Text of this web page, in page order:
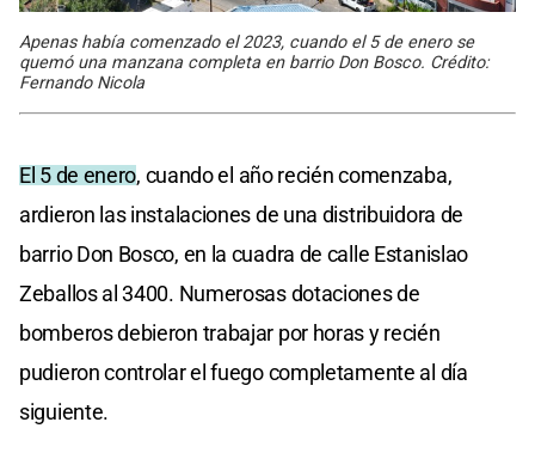
Apenas había comenzado el 2023, cuando el 5 de enero se
quemó una manzana completa en barrio Don Bosco. Crédito:
Fernando Nicola
El 5 de enero, cuando el año recién comenzaba,
ardieron las instalaciones de una distribuidora de
barrio Don Bosco, en la cuadra de calle Estanislao
Zeballos al 3400. Numerosas dotaciones de
bomberos debieron trabajar por horas y recién
pudieron controlar el fuego completamente al día
siguiente.